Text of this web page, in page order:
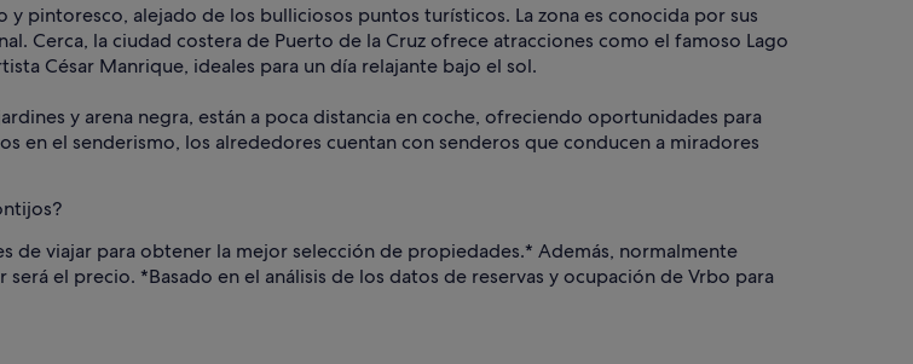
pintoresco, alejado de los bulliciosos puntos turísticos. La zona es conocida por sus
Cerca, la ciudad costera de Puerto de la Cruz ofrece atracciones como el famoso Lago
César Manrique, ideales para un día relajante bajo el sol.
y arena negra, están a poca distancia en coche, ofreciendo oportunidades para
en el senderismo, los alrededores cuentan con senderos que conducen a miradores
de viajar para obtener la mejor selección de propiedades.* Además, normalmente
el precio. *Basado en el análisis de los datos de reservas y ocupación de Vrbo para